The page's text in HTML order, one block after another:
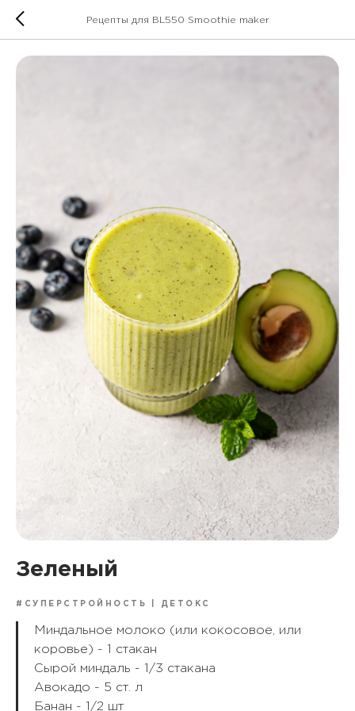
Рецепты для BL550 Smoothie maker
Зеленый
#СУПЕРСТРОЙНОСТЬ | ДЕТОКС
Миндальное молоко (или кокосовое, или
коровье) - 1 стакан
Сырой миндаль - 1/3 стакана
Авокадо - 5 ст. л
Банан - 1/2 шт